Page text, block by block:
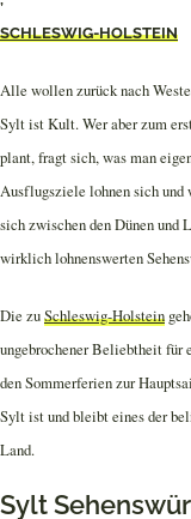
SCHLESWIG-HOLSTEIN
Alle wollen zurück nach
Sylt ist Kult. Wer aber zum
plant, fragt sich, was man
Ausflugsziele lohnen sich und
sich zwischen den Dünen und
wirklich lohnenswerten
Die zuSchleswig-Holstein
ungebrochener Beliebtheit für
den Sommerferien zur
Sylt ist und bleibt eines der
Land.
Sylt